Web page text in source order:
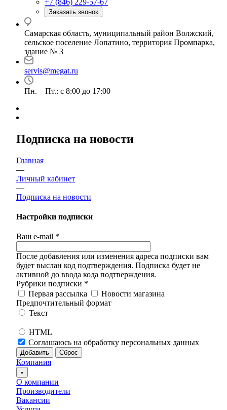
+7 (846) 229-57-67
Заказать звонок
Самарская область, муниципальный район Волжский,
сельское поселение Лопатино, территория Промпарка,
здание № 3
servis@megat.ru
Пн. – Пт.: с 8:00 до 17:00
Подписка на новости
Главная
—
Личный кабинет
—
Подписка на новости
Настройки подписки
Ваш e-mail *
После добавления или изменения адреса подписки вам
будет выслан код подтверждения. Подписка будет не
активной до ввода кода подтверждения.
Рубрики подписки *
Первая рассылка
Новости магазина
Предпочтительный формат
Текст
HTML
Соглашаюсь на обработку персональных данных
Компания
О компании
Производители
Вакансии